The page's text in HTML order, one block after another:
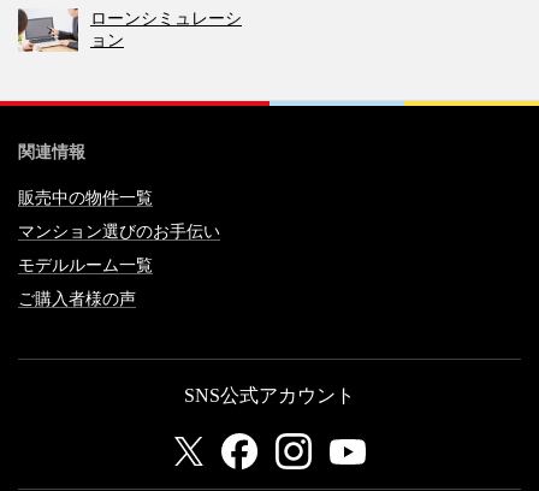
ローンシミュレーシ
ョン
関連情報
販売中の物件一覧
マンション選びのお手伝い
モデルルーム一覧
ご購入者様の声
SNS公式アカウント